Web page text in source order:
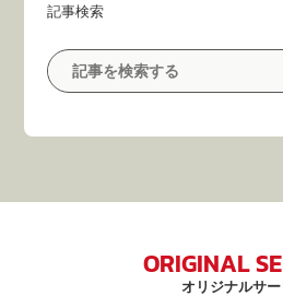
記事検索
ORIGINAL
オリジナルサー